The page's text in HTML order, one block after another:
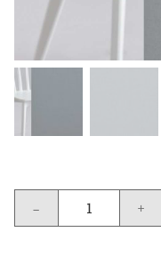
- +